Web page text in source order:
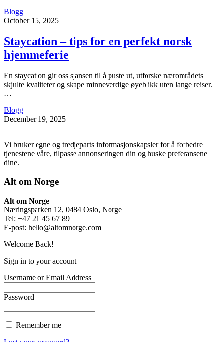
Blogg
October 15, 2025
Staycation – tips for en perfekt norsk
hjemmeferie
En staycation gir oss sjansen til å puste ut, utforske nærområdets
skjulte kvaliteter og skape minneverdige øyeblikk uten lange reiser.
…
Blogg
December 19, 2025
Vi bruker egne og tredjeparts informasjonskapsler for å forbedre
tjenestene våre, tilpasse annonseringen din og huske preferansene
dine.
Alt om Norge
Alt om Norge
Næringsparken 12, 0484 Oslo, Norge
Tel: +47 21 45 67 89
E-post: hello@altomnorge.com
Welcome Back!
Sign in to your account
Username or Email Address
Password
Remember me